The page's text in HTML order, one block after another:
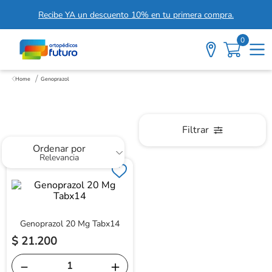
Recibe YA un descuento 10% en tu primera compra.
0
Genoprazol
Genoprazol
Ordenar por
Relevancia
Filtrar
Genoprazol 20 Mg Tabx14
$ 21.200
＋
－